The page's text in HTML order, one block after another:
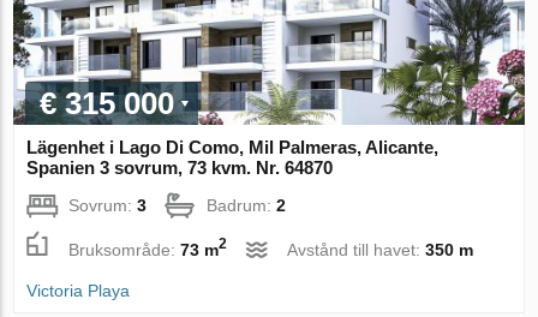
€ 315 000
Lägenhet i Lago Di Como, Mil Palmeras, Alicante,
Spanien 3 sovrum, 73 kvm. Nr. 64870
Sovrum:3 Badrum:2
Bruksområde:73 m2 Avstånd till havet:350 m
Victoria Playa